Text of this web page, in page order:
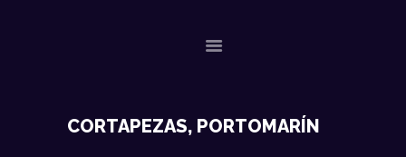
NOSOTROS
CORTAPEZAS, PORTOMARÍN